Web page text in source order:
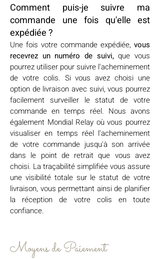
Comment puis-je suivre ma
commande une fois qu'elle est
expédiée ?
Une fois votre commande expédiée, vous
recevrez un numéro de suivi,que vous
pourrez utiliser pour suivre l'acheminement
de votre colis. Si vous avez choisi une
option de livraison avec suivi, vous pourrez
facilement surveiller le statut de votre
commande en temps réel. Nous avons
également Mondial Relay où vous pourrez
visualiser en temps réel l'acheminement
de votre commande jusqu'à son arrivée
dans le point de retrait que vous avez
choisi. La traçabilité simplifiée vous assure
une visibilité totale sur le statut de votre
livraison, vous permettant ainsi de planifier
la réception de votre colis en toute
confiance.
Moyens de Paiement